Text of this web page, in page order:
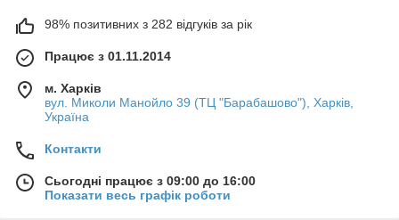
98% позитивних з 282 відгуків за рік
Працює з 01.11.2014
м. Харків
вул. Миколи Манойло 39 (ТЦ "Барабашово"), Харків,
Україна
Контакти
Сьогодні працює з 09:00 до 16:00
Показати весь графік роботи